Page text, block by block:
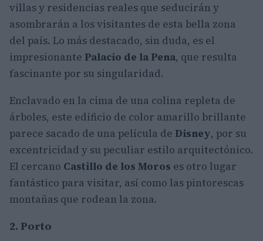
villas y residencias reales que seducirán y
asombrarán a los visitantes de esta bella zona
del país. Lo más destacado, sin duda, es el
impresionante Palacio de la Pena, que resulta
fascinante por su singularidad.
Enclavado en la cima de una colina repleta de
árboles, este edificio de color amarillo brillante
parece sacado de una película de Disney, por su
excentricidad y su peculiar estilo arquitectónico.
El cercano Castillo de los Moros es otro lugar
fantástico para visitar, así como las pintorescas
montañas que rodean la zona.
2. Porto